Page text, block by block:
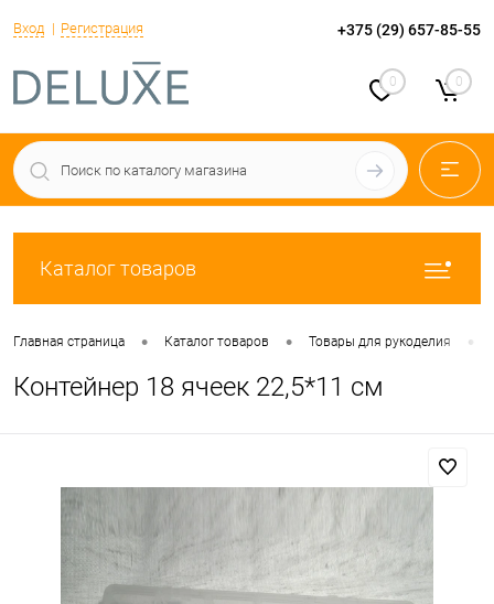
Вход Регистрация +375 (29) 657-85-55
0 0
Каталог товаров
Главная страница • Каталог товаров • Товары для рукоделия •
Контейнер 18 ячеек 22,5*11 см